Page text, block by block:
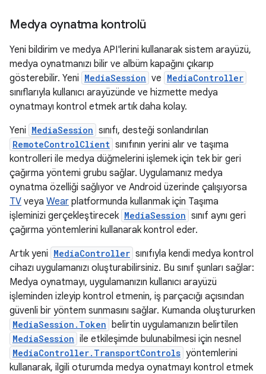
Medya oynatma kontrolü
Yeni bildirim ve medya API'lerini kullanarak sistem arayüzü,
medya oynatmanızı bilir ve albüm kapağını çıkarıp
gösterebilir. Yeni MediaSession ve MediaController
sınıflarıyla kullanıcı arayüzünde ve hizmette medya
oynatmayı kontrol etmek artık daha kolay.
Yeni MediaSession sınıfı, desteği sonlandırılan
RemoteControlClient sınıfının yerini alır ve taşıma
kontrolleri ile medya düğmelerini işlemek için tek bir geri
çağırma yöntemi grubu sağlar. Uygulamanız medya
oynatma özelliği sağlıyor ve Android üzerinde çalışıyorsa
TV veya Wear platformunda kullanmak için Taşıma
işleminizi gerçekleştirecek MediaSession sınıf aynı geri
çağırma yöntemlerini kullanarak kontrol eder.
Artık yeni MediaController sınıfıyla kendi medya kontrol
cihazı uygulamanızı oluşturabilirsiniz. Bu sınıf şunları sağlar:
Medya oynatmayı, uygulamanızın kullanıcı arayüzü
işleminden izleyip kontrol etmenin, iş parçacığı açısından
güvenli bir yöntem sunmasını sağlar. Kumanda oluştururken
MediaSession.Token belirtin uygulamanızın belirtilen
MediaSession ile etkileşimde bulunabilmesi için nesnel
MediaController.TransportControls yöntemlerini
kullanarak, ilgili oturumda medya oynatmayı kontrol etmek